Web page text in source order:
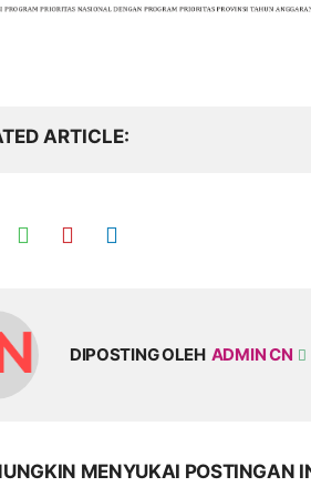
ARTICLE
DIPOSTING OLEH ADMIN CN
MENYUKAI POSTINGAN